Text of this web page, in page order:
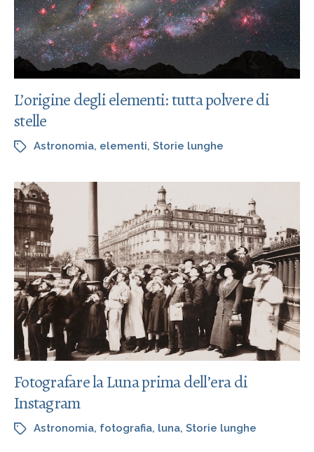
L’origine degli elementi: tutta polvere di
stelle
Astronomia, elementi, Storie lunghe
Fotografare la Luna prima dell’era di
Instagram
Astronomia, fotografia, luna, Storie lunghe